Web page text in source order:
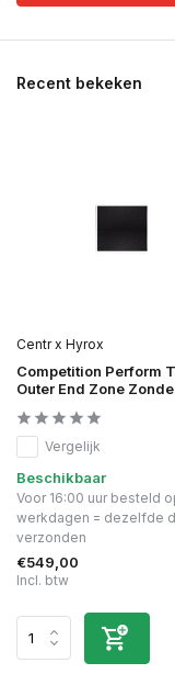
Recent bekeken
Centr x Hyrox
Competition Perform
Outer End Zone
Vergelijk
Beschikbaar
Voor 16:00 uur besteld
werkdagen = dezelfde
verzonden
€549,00
Incl. btw